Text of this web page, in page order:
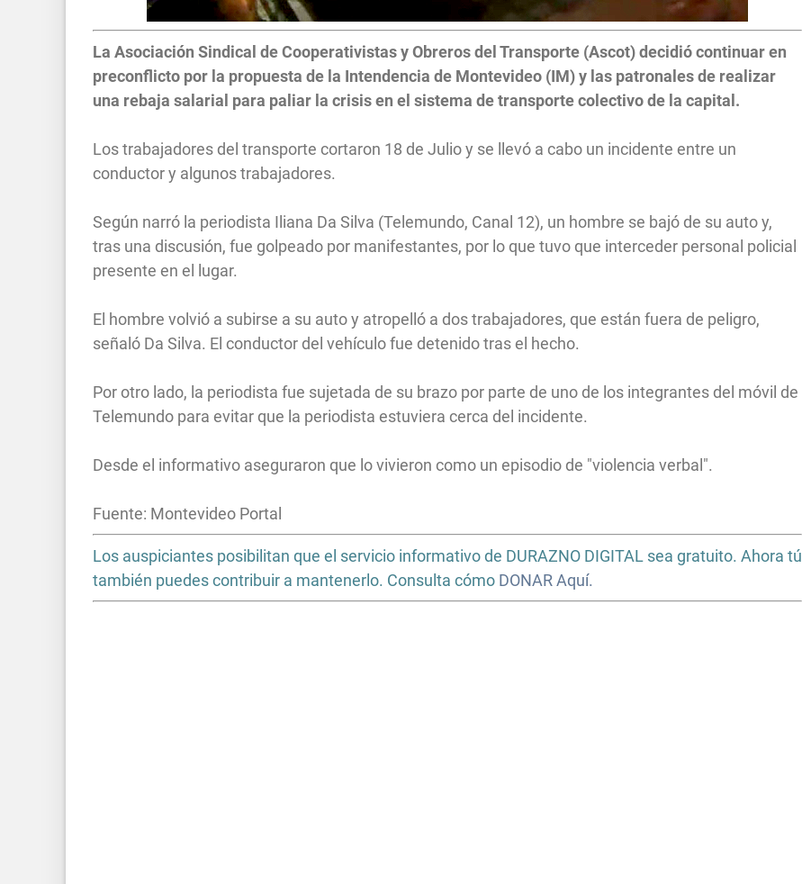
La Asociación Sindical de Cooperativistas y Obreros del Transporte (Ascot) decidió continuar en
preconflicto por la propuesta de la Intendencia de Montevideo (IM) y las patronales de realizar
una rebaja salarial para paliar la crisis en el sistema de transporte colectivo de la capital.
Los trabajadores del transporte cortaron 18 de Julio y se llevó a cabo un incidente entre un
conductor y algunos trabajadores.
Según narró la periodista Iliana Da Silva (Telemundo, Canal 12), un hombre se bajó de su auto y,
tras una discusión, fue golpeado por manifestantes, por lo que tuvo que interceder personal policial
presente en el lugar.
El hombre volvió a subirse a su auto y atropelló a dos trabajadores, que están fuera de peligro,
señaló Da Silva. El conductor del vehículo fue detenido tras el hecho.
Por otro lado, la periodista fue sujetada de su brazo por parte de uno de los integrantes del móvil de
Telemundo para evitar que la periodista estuviera cerca del incidente.
Desde el informativo aseguraron que lo vivieron como un episodio de "violencia verbal".
Fuente: Montevideo Portal
Los auspiciantes posibilitan que el servicio informativo de DURAZNO DIGITAL sea gratuito. Ahora tú
también puedes contribuir a mantenerlo. Consulta cómo DONAR Aquí.